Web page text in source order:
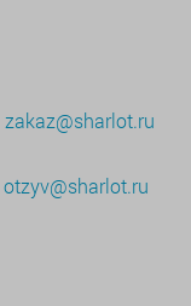
zakaz@sharlot.ru
otzyv@sharlot.ru